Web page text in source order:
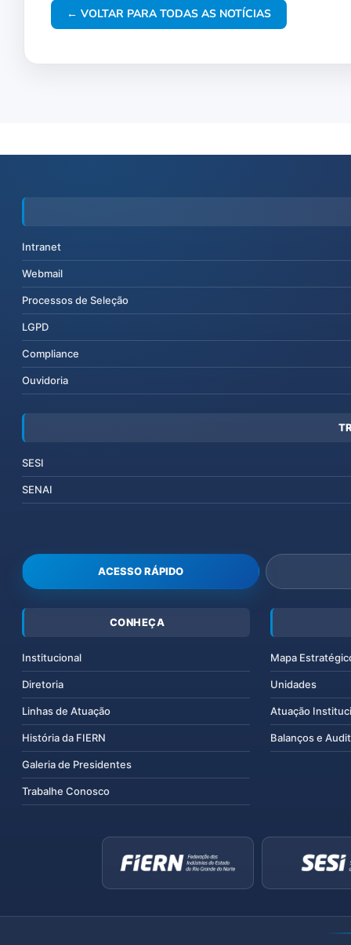
← VOLTAR PARA TODAS AS NOTÍCIAS
Intranet
Webmail
Processos de Seleção
LGPD
Compliance
Ouvidoria
SESI
SENAI
ACESSO RÁPIDO
CONHEÇA
Institucional
Diretoria
Linhas de Atuação
História da FIERN
Galeria de Presidentes
Trabalhe Conosco
Mapa
Unidades
Atuação
Balanços e